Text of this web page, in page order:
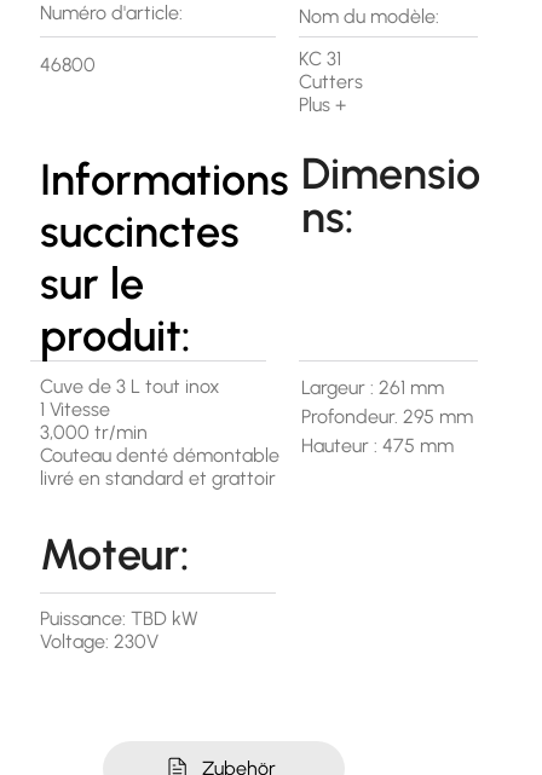
Zubehör
Numéro d'article:
46800
Informations
succinctes
sur le
produit:
Cuve de 3 L tout inox
1 Vitesse
3,000 tr/min
Couteau denté démontable
livré en standard et grattoir
Moteur:
Puissance: TBD kW
Voltage: 230V
Nom du modèle:
KC 31
Cutters
Plus +
Dimensio
ns:
Largeur : 261 mm
Profondeur. 295 mm
Hauteur : 475 mm